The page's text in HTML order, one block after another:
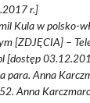
r.]
Kula w polsko-
[ZDJĘCIA] –
[dostęp
para. Anna
Anna